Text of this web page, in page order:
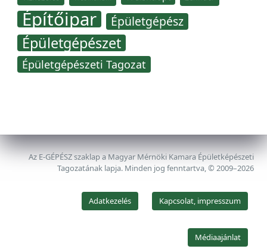
Építőipar Épületgépész
Épületgépészet
Épületgépészeti Tagozat
Az E-GÉPÉSZ szaklap a Magyar Mérnöki Kamara Épületképészeti
Tagozatának lapja. Minden jog fenntartva, © 2009–2026
Adatkezelés Kapcsolat, impresszum
Médiaajánlat